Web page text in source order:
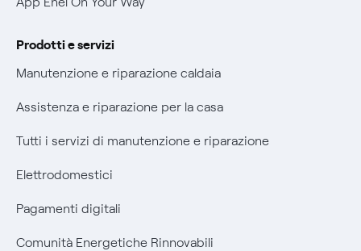
Prodotti e servizi
Manutenzione e riparazione caldaia
Assistenza e riparazione per la casa
Tutti i servizi di manutenzione e riparazione
Elettrodomestici
Pagamenti digitali
Comunità Energetiche Rinnovabili